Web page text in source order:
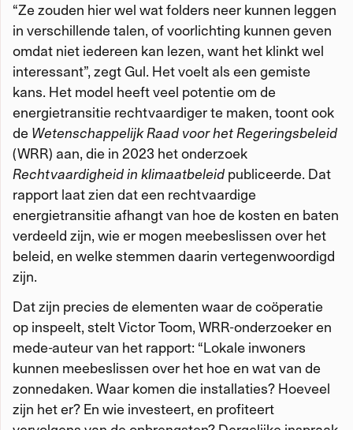
“Ze zouden hier wel wat folders neer kunnen leggen
in verschillende talen, of voorlichting kunnen geven
omdat niet iedereen kan lezen, want het klinkt wel
interessant”, zegt Gul. Het voelt als een gemiste
kans. Het model heeft veel potentie om de
energietransitie rechtvaardiger te maken, toont ook
de Wetenschappelijk Raad voor het Regeringsbeleid
(WRR) aan, die in 2023 het onderzoek
Rechtvaardigheid in klimaatbeleid publiceerde. Dat
rapport laat zien dat een rechtvaardige
energietransitie afhangt van hoe de kosten en baten
verdeeld zijn, wie er mogen meebeslissen over het
beleid, en welke stemmen daarin vertegenwoordigd
zijn.
Dat zijn precies de elementen waar de coöperatie
op inspeelt, stelt Victor Toom, WRR-onderzoeker en
mede-auteur van het rapport: “Lokale inwoners
kunnen meebeslissen over het hoe en wat van de
zonnedaken. Waar komen die installaties? Hoeveel
zijn het er? En wie investeert, en profiteert